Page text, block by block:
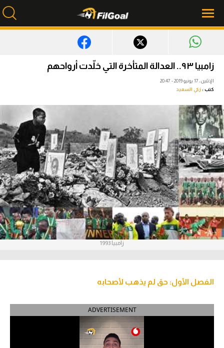
محتوى إخباري
الرئيسية
مباريات
ميركاتو
فانتازي في الجول
مسابقة التوقعات
فيديوهات
عدسات
آراء حرة
زامبيا ٩٣.. العدالة المتأخرة التي خلّدت أرواحهم
الإثنين، 17 يونيو 2019 - 20:47
كتب :زكي السعيد
زامبيا 1993
الفصل الأول: حق لم يذهب لأصحابه
ADVERTISEMENT